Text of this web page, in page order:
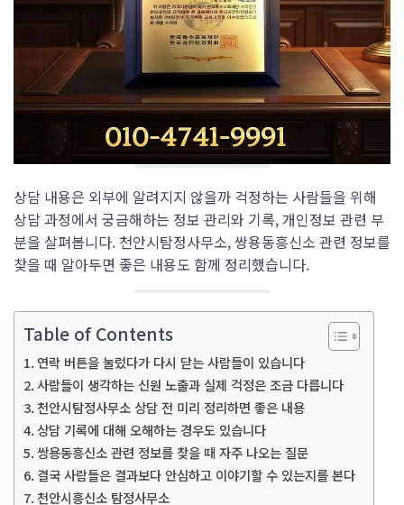
상담 내용은 외부에 알려지지 않을까 걱정하는 사람들을 위해
상담 과정에서 궁금해하는 정보 관리와 기록, 개인정보 관련 부
분을 살펴봅니다. 천안시탐정사무소, 쌍용동흥신소 관련 정보를
찾을 때 알아두면 좋은 내용도 함께 정리했습니다.
Table of Contents
연락 버튼을 눌렀다가 다시 닫는 사람들이 있습니다
사람들이 생각하는 신원 노출과 실제 걱정은 조금 다릅니다
천안시탐정사무소 상담 전 미리 정리하면 좋은 내용
상담 기록에 대해 오해하는 경우도 있습니다
쌍용동흥신소 관련 정보를 찾을 때 자주 나오는 질문
결국 사람들은 결과보다 안심하고 이야기할 수 있는지를 본다
천안시흥신소 탐정사무소